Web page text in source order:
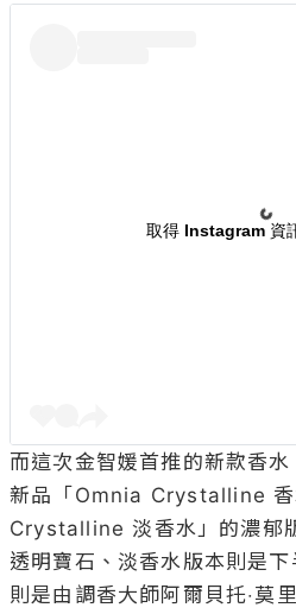
取得 Instagram 資
而這次金智媛首推的新款香
新品「Omnia Crystalline
Crystalline 淡香水」的濃郁
透明寶石、淡香水版本則是
則是由調香大師阿爾貝托‧莫